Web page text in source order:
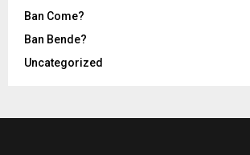
Ban Come?
Ban Bende?
Uncategorized